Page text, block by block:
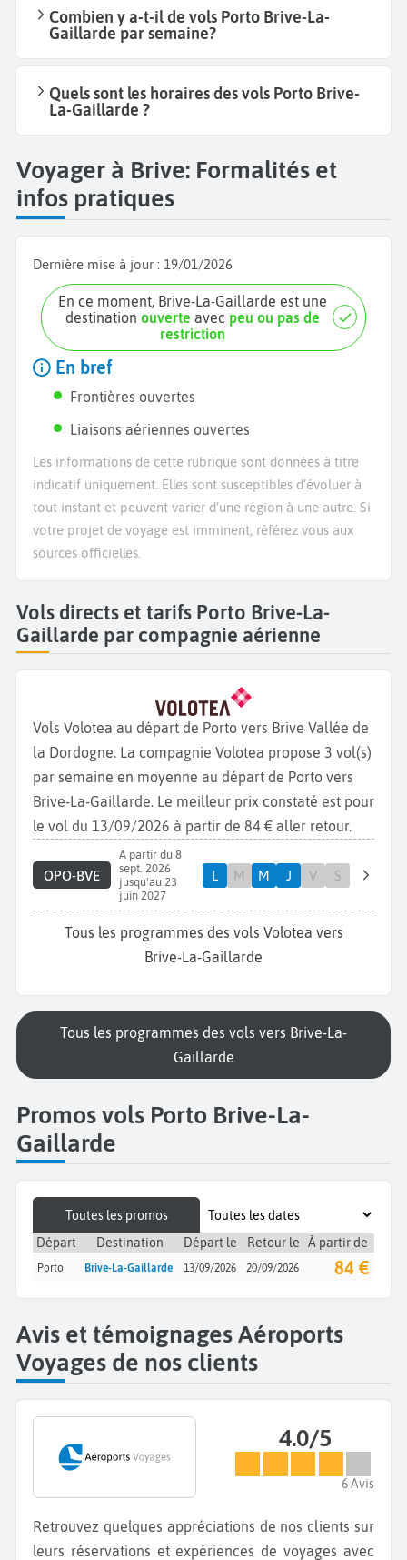
Combien y a-t-il de vols Porto Brive-La-
Gaillarde par semaine?
Quels sont les horaires des vols Porto Brive-
La-Gaillarde ?
Voyager à Brive: Formalités et
infos pratiques
Dernière mise à jour : 19/01/2026
En ce moment, Brive-La-Gaillarde est une
destinationouverte avec peu ou pas de
restriction
En bref
Frontières ouvertes
Liaisons aériennes ouvertes
Les informations de cette rubrique sont données à titre
indicatif uniquement. Elles sont susceptibles d’évoluer à
tout instant et peuvent varier d’une région à une autre. Si
votre projet de voyage est imminent, référez vous aux
sources officielles.
Vols directs et tarifs Porto Brive-La-
Gaillarde par compagnie aérienne
Vols Volotea au départ de Porto vers Brive Vallée de
la Dordogne. La compagnie Volotea propose 3 vol(s)
par semaine en moyenne au départ de Porto vers
Brive-La-Gaillarde. Le meilleur prix constaté est pour
le vol du 13/09/2026 à partir de 84 € aller retour.
OPO-BVE
A partir du 8
sept. 2026
jusqu'au 23
juin 2027
L M M J V S
Tous les programmes des vols Volotea vers
Brive-La-Gaillarde
Tous les programmes des vols vers Brive-La-
Gaillarde
Promos vols Porto Brive-La-
Gaillarde
Toutes les promos
Départ
Destination Départ le Retour le À partir de
Porto Brive-La-Gaillarde 13/09/2026 20/09/2026 84 €
Avis et témoignages Aéroports
Voyages de nos clients
4.0/5
6 Avis
Retrouvez quelques appréciations de nos clients sur
leurs réservations et expériences de voyages avec